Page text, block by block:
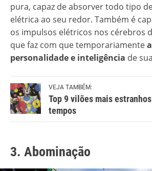
pura, capaz de absorver todo tipo
elétrica ao seu redor. Também é
os impulsos elétricos nos cérebros
que faz com que temporariamente
personalidade e inteligência de
VEJA TAMBÉM:
Top 9 vilões mais
tempos
3. Abominação